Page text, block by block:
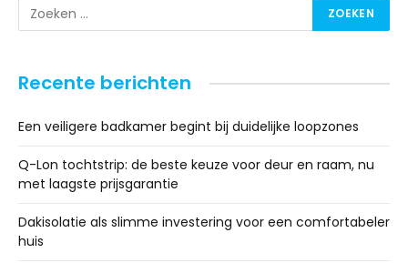
Recente berichten
Een veiligere badkamer begint bij duidelijke loopzones
Q-Lon tochtstrip: de beste keuze voor deur en raam, nu
met laagste prijsgarantie
Dakisolatie als slimme investering voor een comfortabeler
huis